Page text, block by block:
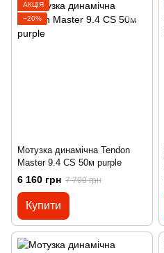
АКЦІЯ
−20%
Мотузка динамічна Tendon
Master 9.4 CS 50м purple
6 160 грн 7 700 грн
Купити